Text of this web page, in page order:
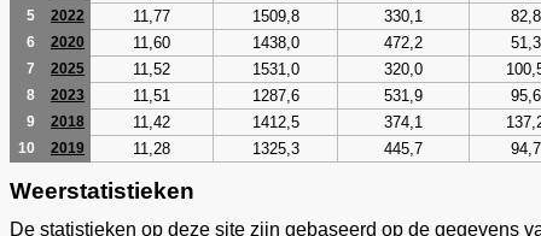
5 2022 11,77 1509,8 330,1 82,8
6 2020 11,60 1438,0 472,2 51,3
7 2025 11,52 1531,0 320,0
8 2023 11,51 1287,6 531,9 95,6
9 2018 11,42 1412,5 374,1
10 2019 11,28 1325,3 445,7 94,7
Weerstatistieken
De statistieken op deze site zijn gebaseerd op de gegevens